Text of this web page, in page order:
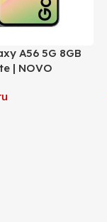
A56 5G 8GB
| NOVO